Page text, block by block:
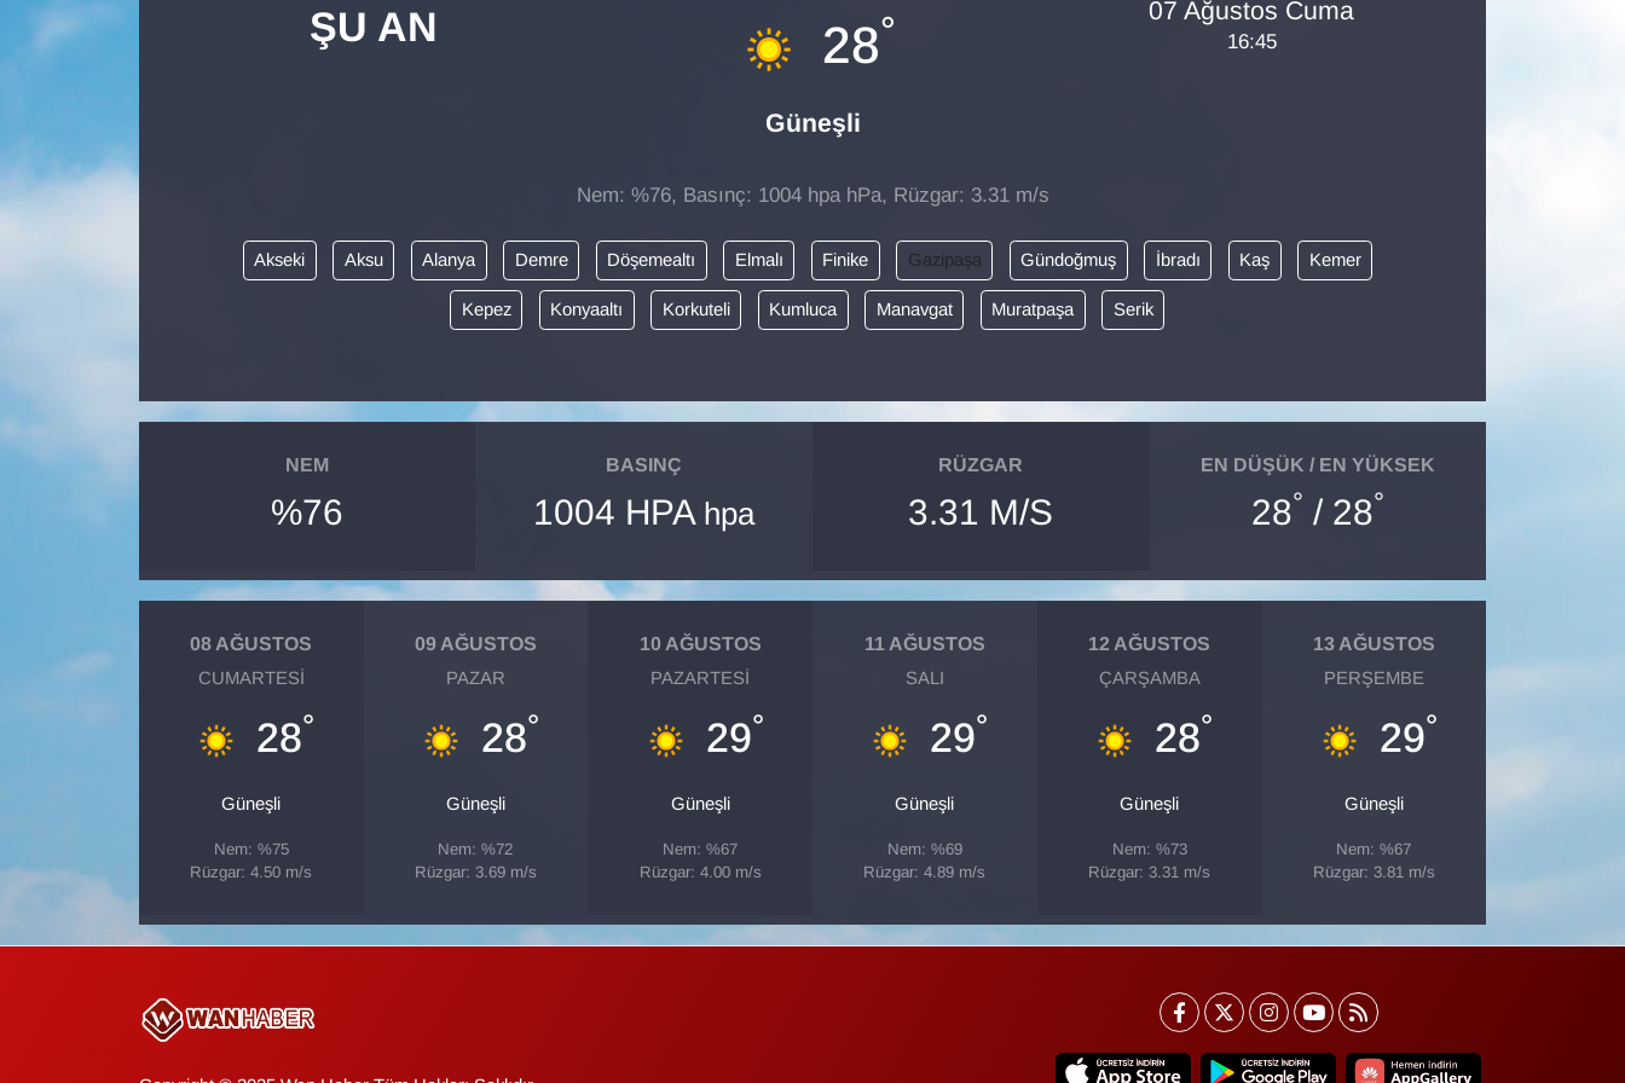
ŞU AN 28°
Güneşli
07 Ağustos Cuma
16:45
Nem: %76, Basınç: 1004 hpa hPa, Rüzgar: 3.31 m/s
Akseki Aksu Alanya Demre Döşemealtı Elmalı Finike Gazipaşa Gündoğmuş İbradı Kaş Kemer
Kepez Konyaaltı Korkuteli Kumluca Manavgat Muratpaşa Serik
NEM
%76
BASINÇ
1004 HPA hpa
RÜZGAR
3.31 M/S
EN DÜŞÜK / EN YÜKSEK
28° / 28°
08 AĞUSTOS
CUMARTESI
28°
Güneşli
Nem: %75
Rüzgar: 4.50 m/s
09 AĞUSTOS
PAZAR
28°
Güneşli
Nem: %72
Rüzgar: 3.69 m/s
10 AĞUSTOS
PAZARTESI
29°
Güneşli
Nem: %67
Rüzgar: 4.00 m/s
11 AĞUSTOS
SALI
29°
Güneşli
Nem: %69
Rüzgar: 4.89 m/s
12 AĞUSTOS
ÇARŞAMBA
28°
Güneşli
Nem: %73
Rüzgar: 3.31 m/s
13 AĞUSTOS
PERŞEMBE
29°
Güneşli
Nem: %67
Rüzgar: 3.81 m/s
Diğer
EĞİTİM
Gündem
Haber
HABERDE İNSAN
Kamu Alımları
Kültür & Sanat